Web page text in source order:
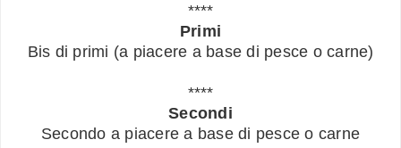
****
Primi
Bis di primi (a piacere a base di pesce o carne)
****
Secondi
Secondo a piacere a base di pesce o carne